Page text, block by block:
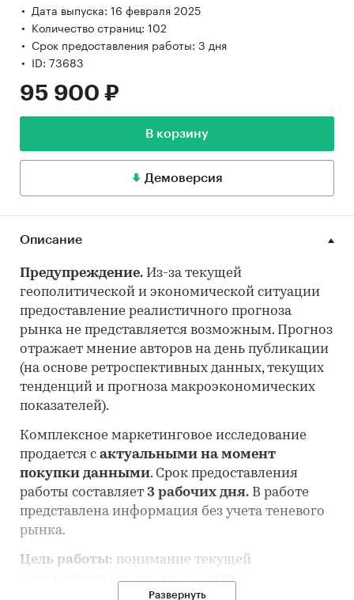
Дата выпуска: 16 февраля 2025
Количество страниц: 102
Срок предоставления работы: 3 дня
ID: 73683
95 900 ₽
В корзину
Демоверсия
Описание
Предупреждение. Из-за текущей
геополитической и экономической ситуации
предоставление реалистичного прогноза
рынка не представляется возможным. Прогноз
отражает мнение авторов на день публикации
(на основе ретроспективных данных, текущих
тенденций и прогноза макроэкономических
показателей).
Комплексное маркетинговое исследование
продается с актуальными на момент
покупки данными. Срок предоставления
работы составляет 3 рабочих дня. В работе
представлена информация без учета теневого
рынка.
Цель работы: понимание текущей
конъюнктуры рынка систем для
Развернуть